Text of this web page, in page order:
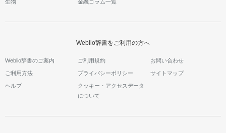
生物 金融コラム一覧
Weblio辞書をご利用の方へ
Weblio辞書のご案内 ご利用規約 お問い合わせ
ご利用方法 プライバシーポリシー サイトマップ
ヘルプ
クッキー・アクセスデータ
について